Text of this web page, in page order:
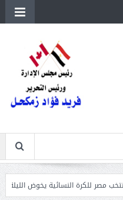
النسائية يخوض الليلة مباراة وداع أمم